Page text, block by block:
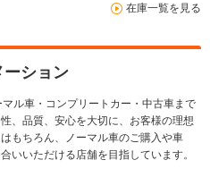
ーフ トヨタチ
メイト
JBLプレミア
インナーミラ
在庫一覧を見る
ーション
ル車・コンプリートカー・中古車まで
、品質、安心を大切に、お客様の理想
もちろん、ノーマル車のご購入や車
いいただける店舗を目指しています。